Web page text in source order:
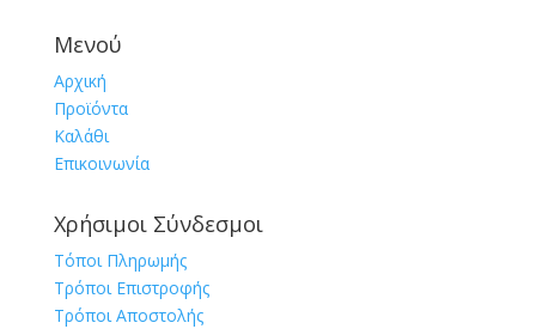
Μενού
Αρχική
Προϊόντα
Καλάθι
Επικοινωνία
Χρήσιμοι Σύνδεσμοι
Τόποι Πληρωμής
Τρόποι Επιστροφής
Τρόποι Αποστολής